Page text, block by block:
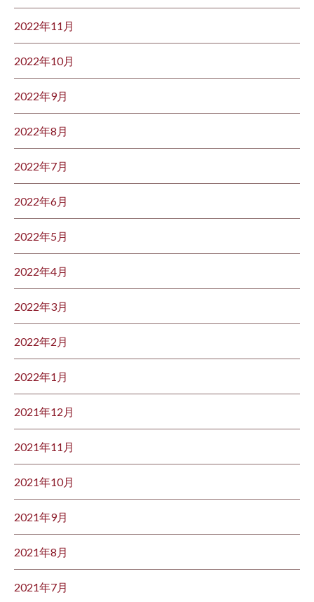
2022年11月
2022年10月
2022年9月
2022年8月
2022年7月
2022年6月
2022年5月
2022年4月
2022年3月
2022年2月
2022年1月
2021年12月
2021年11月
2021年10月
2021年9月
2021年8月
2021年7月